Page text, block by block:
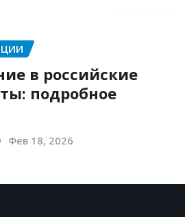
в российские
подробное
Фев 18, 2026